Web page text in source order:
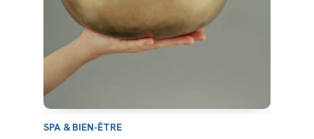
SPA & BIEN-ÊTRE